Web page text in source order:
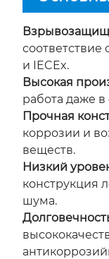
соответствие
и IECEx.
Высокая
работа даже
Прочная
коррозии и
веществ.
Низкий
конструкция
шума.